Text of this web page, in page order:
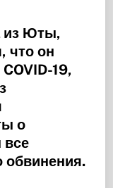
из Юты,
что он
19,
о
все
обвинения.